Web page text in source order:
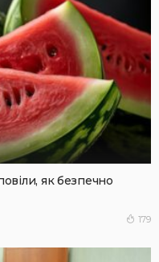
як безпечно
179